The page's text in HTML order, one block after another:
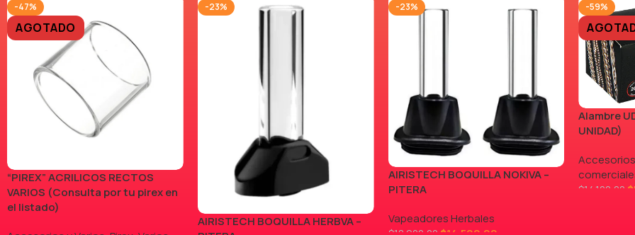
-47%
AGOTADO
“PIREX” ACRILICOS RECTOS
VARIOS (Consulta por tu pirex en
el listado)
-23%
AIRISTECH BOQUILLA HERBVA –
-23%
AIRISTECH BOQUILLA NOKIVA –
PITERA
Vapeadores Herbales
-59%
Alambre
UNIDAD)
$14.100,00 $